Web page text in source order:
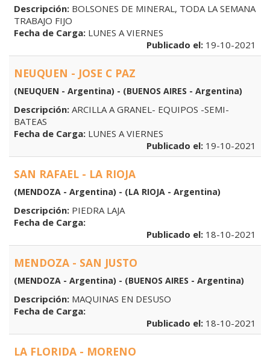
Descripción: BOLSONES DE MINERAL, TODA LA SEMANA
TRABAJO FIJO
Fecha de Carga: LUNES A VIERNES
Publicado el: 19-10-2021
NEUQUEN - JOSE C PAZ
(NEUQUEN - Argentina) - (BUENOS AIRES - Argentina)
Descripción: ARCILLA A GRANEL- EQUIPOS -SEMI-
BATEAS
Fecha de Carga: LUNES A VIERNES
Publicado el: 19-10-2021
SAN RAFAEL - LA RIOJA
(MENDOZA - Argentina) - (LA RIOJA - Argentina)
Descripción: PIEDRA LAJA
Fecha de Carga:
Publicado el: 18-10-2021
MENDOZA - SAN JUSTO
(MENDOZA - Argentina) - (BUENOS AIRES - Argentina)
Descripción: MAQUINAS EN DESUSO
Fecha de Carga:
Publicado el: 18-10-2021
LA FLORIDA - MORENO